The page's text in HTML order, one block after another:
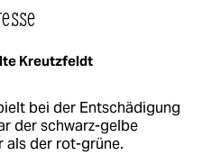
Kreutzfeldt
bei der Entschädigung
der schwarz-gelbe
als der rot-grüne.